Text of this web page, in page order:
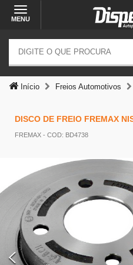
MENU
Início Freios Automotivos
DISCO DE FREIO FREMAX
FREMAX - COD: BD4738
Temos